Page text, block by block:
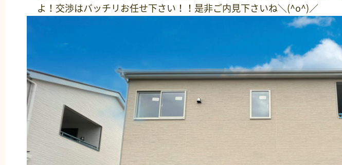
よ！交渉はバッチリお任せ下さい！！是非ご内見下さいね＼(^o^)／